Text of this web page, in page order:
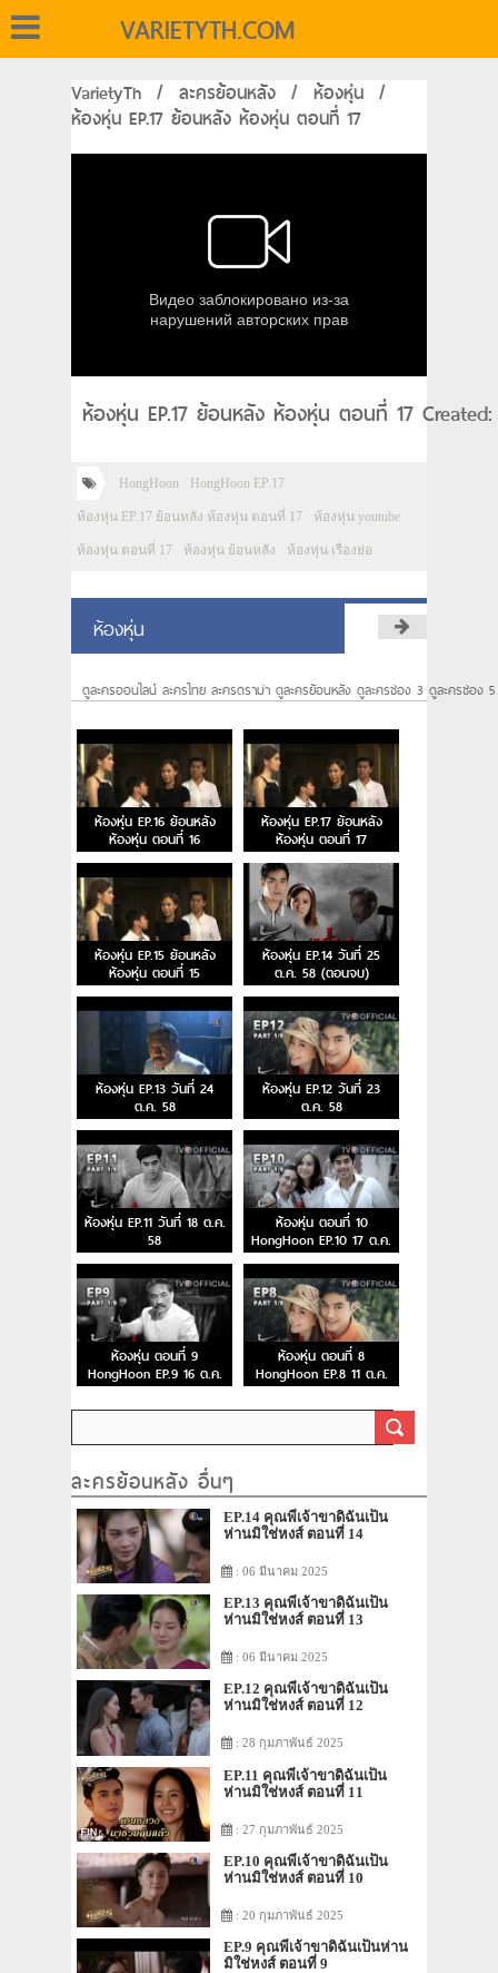
VARIETYTH.COM
VarietyTh / ละครย้อนหลัง / ห้องหุ่น /
ห้องหุ่น EP.17 ย้อนหลัง ห้องหุ่น ตอนที่ 17
ห้องหุ่น EP.17 ย้อนหลัง ห้องหุ่น ตอนที่ 17
HongHoon HongHoon EP.17
ห้องหุ่น EP.17 ย้อนหลัง ห้องหุ่น ตอนที่ 17 ห้องหุ่น youtube
ห้องหุ่น ตอนที่ 17 ห้องหุ่น ย้อนหลัง ห้องหุ่น เรื่องย่อ
ห้องหุ่น
ดูละครออนไลน์ ละครไทย ละครดราม่า ดูละครย้อนหลัง ดูละครช่อง 3 ดูละครช่อง
ห้องหุ่น EP.16 ย้อนหลัง
ห้องหุ่น ตอนที่ 16
ห้องหุ่น EP.17 ย้อนหลัง
ห้องหุ่น ตอนที่ 17
ห้องหุ่น EP.15 ย้อนหลัง
ห้องหุ่น ตอนที่ 15
ห้องหุ่น EP.14 วันที่ 25
ต.ค. 58 (ตอนจบ)
ห้องหุ่น EP.13 วันที่ 24
ต.ค. 58
ห้องหุ่น EP.12 วันที่ 23
ต.ค. 58
ห้องหุ่น EP.11 วันที่ 18 ต.ค.
58
ห้องหุ่น ตอนที่ 10
HongHoon EP.10 17 ต.ค.
58
ห้องหุ่น ตอนที่ 9
HongHoon EP.9 16 ต.ค.
58
ห้องหุ่น ตอนที่ 8
HongHoon EP.8 11 ต.ค.
58
ละครย้อนหลัง อื่นๆ
EP.14 คุณพี่เจ้าขาดิฉันเป็น
ห่านมิใช่หงส์ ตอนที่ 14
: 06 มีนาคม 2025
EP.13 คุณพี่เจ้าขาดิฉันเป็น
ห่านมิใช่หงส์ ตอนที่ 13
: 06 มีนาคม 2025
EP.12 คุณพี่เจ้าขาดิฉันเป็น
ห่านมิใช่หงส์ ตอนที่ 12
: 28 กุมภาพันธ์ 2025
EP.11 คุณพี่เจ้าขาดิฉันเป็น
ห่านมิใช่หงส์ ตอนที่ 11
: 27 กุมภาพันธ์ 2025
EP.10 คุณพี่เจ้าขาดิฉันเป็น
ห่านมิใช่หงส์ ตอนที่ 10
: 20 กุมภาพันธ์ 2025
EP.9 คุณพี่เจ้าขาดิฉันเป็นห่าน
มิใช่หงส์ ตอนที่ 9